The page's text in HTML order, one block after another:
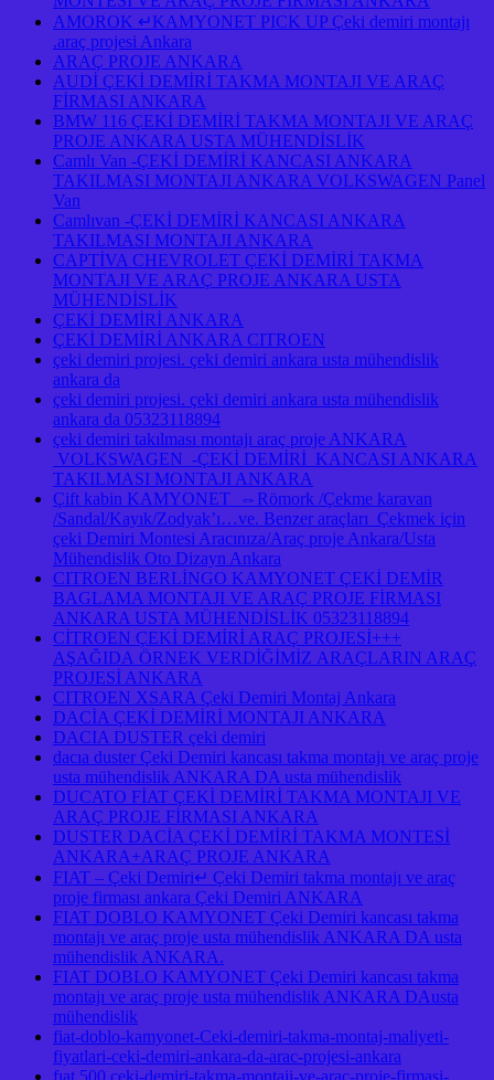
AMOROK ↵KAMYONET PICK UP Çeki demiri montajı
.araç projesi Ankara
ARAÇ PROJE ANKARA
AUDİ ÇEKİ DEMİRİ TAKMA MONTAJI VE ARAÇ
FİRMASI ANKARA
BMW 116 ÇEKİ DEMİRİ TAKMA MONTAJI VE ARAÇ
PROJE ANKARA USTA MÜHENDİSLİK
Camlı Van -ÇEKİ DEMİRİ KANCASI ANKARA
TAKILMASI MONTAJI ANKARA VOLKSWAGEN Panel
Van
Camlıvan -ÇEKİ DEMİRİ KANCASI ANKARA
TAKILMASI MONTAJI ANKARA
CAPTİVA CHEVROLET ÇEKİ DEMİRİ TAKMA
MONTAJI VE ARAÇ PROJE ANKARA USTA
MÜHENDİSLİK
ÇEKİ DEMİRİ ANKARA
ÇEKİ DEMİRİ ANKARA CITROEN
çeki demiri projesi. çeki demiri ankara usta mühendislik
ankara da
çeki demiri projesi. çeki demiri ankara usta mühendislik
ankara da 05323118894
çeki demiri takılması montajı araç proje ANKARA
VOLKSWAGEN -ÇEKİ DEMİRİ KANCASI ANKARA
TAKILMASI MONTAJI ANKARA
Çift kabin KAMYONET ⇔Römork /Çekme karavan
/Sandal/Kayık/Zodyak’ı…ve. Benzer araçları Çekmek için
çeki Demiri Montesi Aracınıza/Araç proje Ankara/Usta
Mühendislik Oto Dizayn Ankara
CITROEN BERLİNGO KAMYONET ÇEKİ DEMİR
BAGLAMA MONTAJI VE ARAÇ PROJE FİRMASI
ANKARA USTA MÜHENDİSLİK 05323118894
CİTROEN ÇEKİ DEMİRİ ARAÇ PROJESİ+++
AŞAĞIDA ÖRNEK VERDİĞİMİZ ARAÇLARIN ARAÇ
PROJESİ ANKARA
CITROEN XSARA Çeki Demiri Montaj Ankara
DACİA ÇEKİ DEMİRİ MONTAJI ANKARA
DACIA DUSTER çeki demiri
dacıa duster Çeki Demiri kancası takma montajı ve araç proje
usta mühendislik ANKARA DA usta mühendislik
DUCATO FİAT ÇEKİ DEMİRİ TAKMA MONTAJI VE
ARAÇ PROJE FİRMASI ANKARA
DUSTER DACİA ÇEKİ DEMİRİ TAKMA MONTESİ
ANKARA+ARAÇ PROJE ANKARA
FIAT – Çeki Demiri↵ Çeki Demiri takma montajı ve araç
proje firması ankara Çeki Demiri ANKARA
FIAT DOBLO KAMYONET Çeki Demiri kancası takma
montajı ve araç proje usta mühendislik ANKARA DA usta
mühendislik ANKARA.
FIAT DOBLO KAMYONET Çeki Demiri kancası takma
montajı ve araç proje usta mühendislik ANKARA DAusta
mühendislik
fiat-doblo-kamyonet-Ceki-demiri-takma-montaj-maliyeti-
fiyatlari-ceki-demiri-ankara-da-arac-projesi-ankara
fıat 500 çeki-demiri-takma-montaji-ve-arac-proje-firmasi-